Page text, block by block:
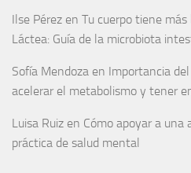
Ilse Pérez en Tu cuerpo tiene
Láctea: Guía de la microbiota
Sofía Mendoza en Importancia
acelerar el metabolismo y tener
Luisa Ruiz en Cómo apoyar a una
práctica de salud mental